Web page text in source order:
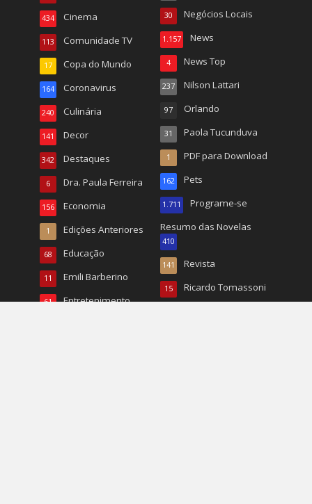
Cinema
434
Comunidade TV
113
Copa do Mundo
17
Coronavirus
164
Culinária
240
Decor
141
Destaques
342
Dra. Paula Ferreira
6
Economia
156
Edições Anteriores
1
Educação
68
Emili Barberino
11
Entretenimento
61
Negócios Locais
30
News
1.157
News Top
4
Nilson Lattari
237
Orlando
97
Paola Tucunduva
31
PDF para Download
1
Pets
162
Programe-se
1.711
Resumo das Novelas
410
Revista
141
Ricardo Tomassoni
15